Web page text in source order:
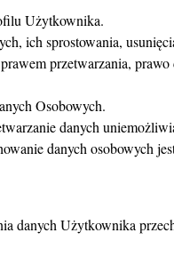
Użytkownika.
ich sprostowania,
przetwarzania,
Osobowych.
danych
danych osobowych
danych Użytkownika